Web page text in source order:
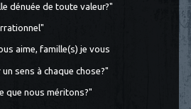
dénuée de toute valeur?"
aime, famille(s) je vous
sens à chaque chose?"
que nous méritons?"